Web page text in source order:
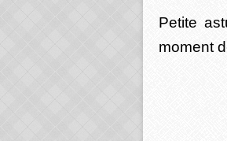
Petite
moment